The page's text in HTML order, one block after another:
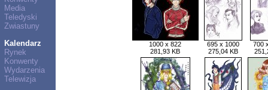
Media
Teledyski
Zwiastuny
Kalendarz
Rynek
Konwenty
Wydarzenia
Telewizja
1000 x 822
281,93 KB
695 x 1000
275,04 KB
700